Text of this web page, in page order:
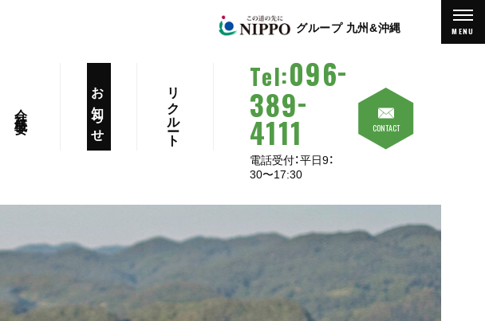
グループ 九州&沖縄
会社概要 お知らせ リクルート
Tel:096-
389-
4111
電話受付：平日9：
30〜17:30
CONTACT
MENU